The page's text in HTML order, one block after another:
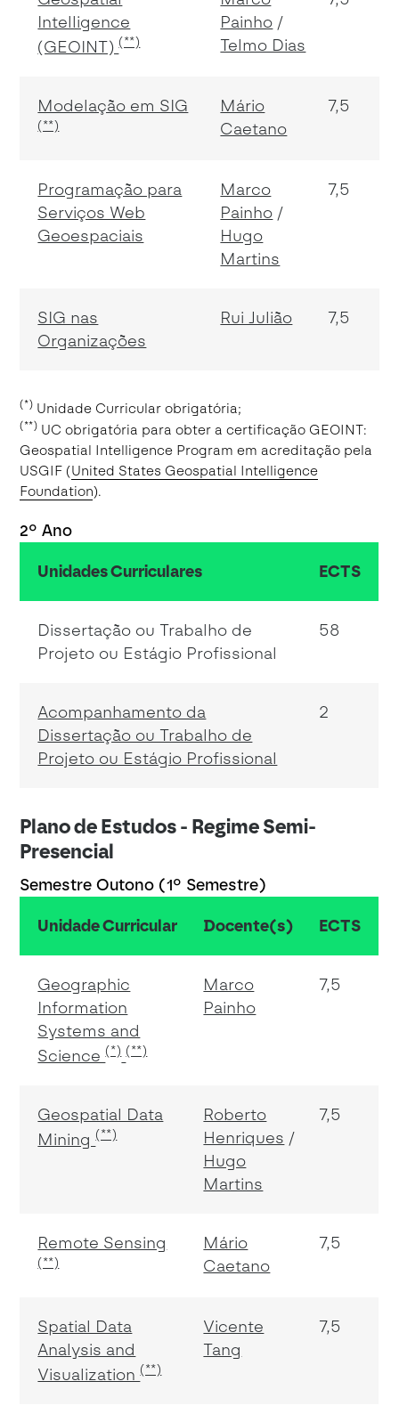
Intelligence
(GEOINT)(**)
Painho
Telmo Dias
Modelação em SIG
(**)
Mário
Caetano
7,5
Programação para
Serviços Web
Geoespaciais
Marco
Painho
Hugo
Martins
7,5
SIG nas
Organizações
Rui Julião 7,5
(*) Unidade Curricular obrigatória;
(**) UC obrigatória para obter a certificação GEOINT:
Geospatial Intelligence Program em acreditação pela
USGIF (United States Geospatial Intelligence
Foundation).
2º Ano
Unidades Curriculares ECTS
Dissertação ou Trabalho de
Projeto ou Estágio Profissional
58
Acompanhamento da
Dissertação ou Trabalho de
Projeto ou Estágio Profissional
2
Plano de Estudos - Regime Semi-
Presencial
Semestre Outono (1º Semestre)
Unidade Curricular Docente(s) ECTS
Geographic
Information
Systems and
Science(*) (**)
Marco
Painho
7,5
Geospatial Data
Mining(**)
Roberto
Henriques
Hugo
Martins
7,5
Remote Sensing
(**)
Mário
Caetano
7,5
Spatial Data
Analysis and
Visualization(**)
Vicente
Tang
7,5